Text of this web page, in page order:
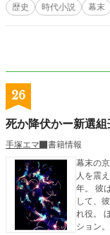
歴史 時代小説 幕末
26
死か降伏かー新選
手塚エマ
書籍情報
幕末の京の
人を震
年。 彼
して、彼の目的は
れ役。
ション